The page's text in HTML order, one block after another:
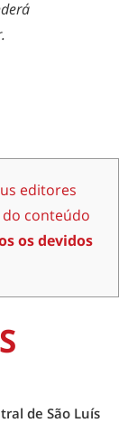
editores
conteúdo
os devidos
de São Luís